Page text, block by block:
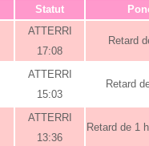
Statut
ATTERRI
17:08
Retard
ATTERRI
15:03
Retard
ATTERRI
13:36
Retard de 1